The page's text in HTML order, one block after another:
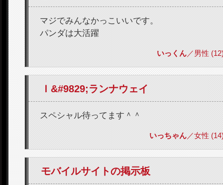
マジでみんなかっこいいです。
パンダは大活躍
いっくん／男性
Ｉ&#9829;ランナウェイ
スペシャル待ってます＾＾
いっちゃん／女性
モバイルサイトの掲示板